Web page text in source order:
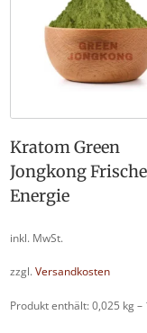
Kratom Green
Jongkong Frische
Energie
inkl. MwSt.
zzgl.Versandkosten
Produkt enthält: 0,025 kg–